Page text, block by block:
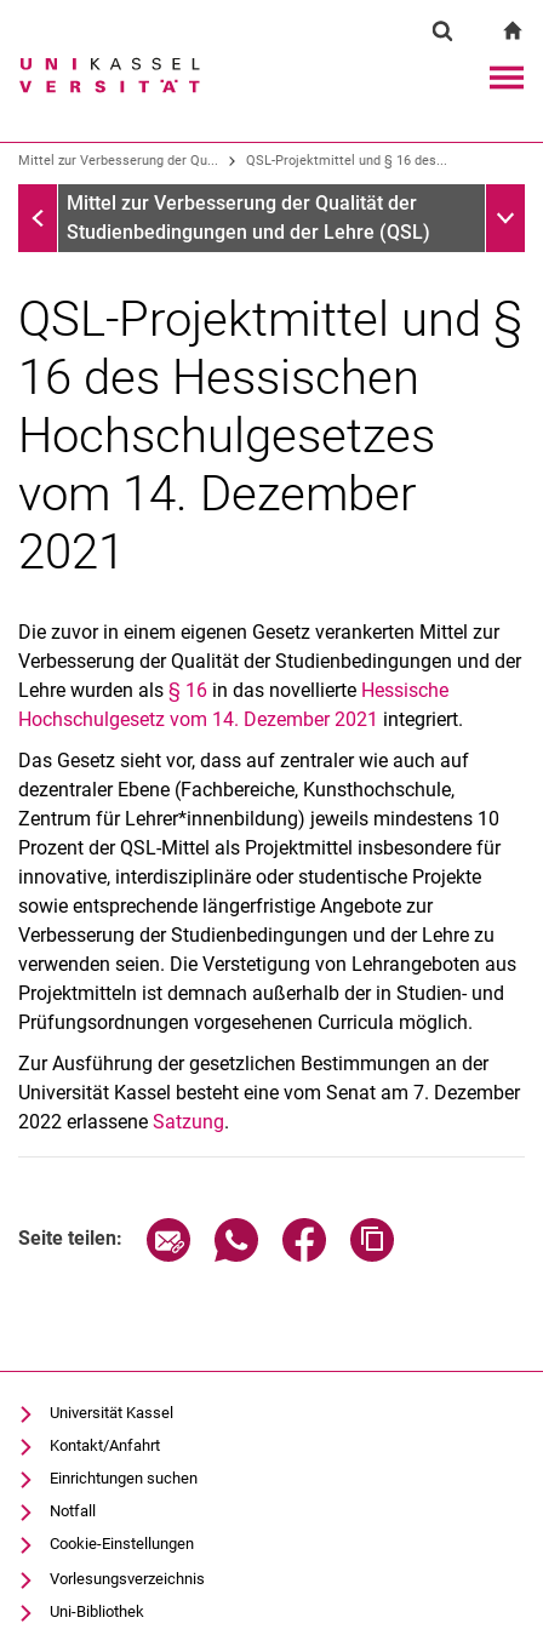
Springe direkt zu: Inhalt
Springe direkt zu: Suche
Springe direkt zu:
Suchbegriff
Suchmaschine
Suchen (öffnet externen Link in einem
Mittel zur Verbesserung der Qu... QSL-Projektmittel und § 16 des...
Mittel zur Verbesserung der Qualität der
Mittel zur Verbesserung der Qualität der
Studienbedingungen und der Lehre (QSL)
QSL-Projektmittel und §
16 des Hessischen
Hochschulgesetzes
vom 14. Dezember
2021
Die zuvor in einem eigenen Gesetz verankerten Mittel zur
Verbesserung der Qualität der Studienbedingungen und der
Lehre wurden als § 16 in das novellierte Hessische
Hochschulgesetz vom 14. Dezember 2021 integriert.
Das Gesetz sieht vor, dass auf zentraler wie auch auf
dezentraler Ebene (Fachbereiche, Kunsthochschule,
Zentrum für Lehrer*innenbildung) jeweils mindestens 10
Prozent der QSL-Mittel als Projektmittel insbesondere für
innovative, interdisziplinäre oder studentische Projekte
sowie entsprechende längerfristige Angebote zur
Verbesserung der Studienbedingungen und der Lehre zu
verwenden seien. Die Verstetigung von Lehrangeboten aus
Projektmitteln ist demnach außerhalb der in Studien- und
Prüfungsordnungen vorgesehenen Curricula möglich.
Zur Ausführung der gesetzlichen Bestimmungen an der
Universität Kassel besteht eine vom Senat am 7. Dezember
2022 erlassene Satzung.
Seite teilen: Seite über E-Mail teilen
Seite über WhatsApp teilen
Seite über Facebook
Universität Kassel
Kontakt/Anfahrt
Einrichtungen suchen
Notfall
Cookie-Einstellungen
Vorlesungsverzeichnis
Uni-Bibliothek